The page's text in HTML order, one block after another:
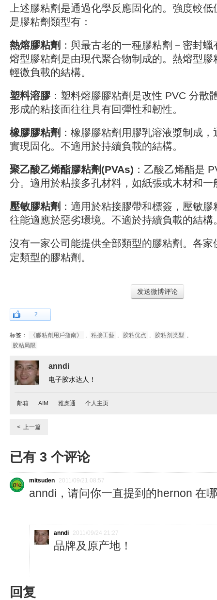
上述膠粘劑是通過化學反應固化的。強度較
是膠粘劑類型有 ：
熱熔膠粘劑 ：與最古老的一種膠粘劑－密封
熔型膠粘劑是由現代聚合物制成的。熱熔型
輕微負載的結構。
塑料溶膠：塑料熔膠膠粘劑是改性 PVC 分散
形成的粘接面往往具有回彈性和韌性。
橡膠膠粘劑 ：橡膠膠粘劑用膠乳溶液漿制成
實現固化。不適用於持續負載的結構。
聚乙酸乙烯酯膠粘劑(PVAs) ：乙酸乙烯酯是
分。適用於粘接多孔材料，如紙張或木材和一
壓敏膠粘劑 ：適用於粘接膠帶和標簽，壓敏
往能適應於惡劣環境。不適於持續負載的結構
沒有一家公司能提供全部類型的膠粘劑。各
定類型的膠粘劑。
发送微博评论
2
标签： 《膠粘劑用戶指南》 , 粘接工藝 , 胶粘优点 , 胶粘剂类型 ,
胶粘局限
anndi
电子胶水达人！
邮箱 AIM 雅虎通 个人主页
< 上一篇
已有 3 个评论
mitsuden 2011/09/21 08:57
anndi，请问你一直提到的hernon 在
anndi 2011/09/24 21:27
品牌及原产地！
回复